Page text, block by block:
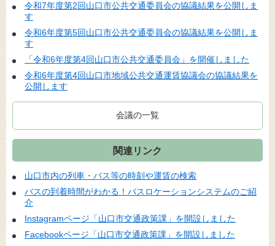
令和7年度第2回山口市公共交通委員会の協議結果を公開しま
す
令和6年度第5回山口市公共交通委員会の協議結果を公開しま
す
「令和6年度第4回山口市公共交通委員会」を開催しました
令和6年度第4回山口市地域公共交通運賃協議会の協議結果を
公開します
会議の一覧
関連リンク
山口市内の列車・バス等の時刻や運賃の検索
バスの到着時間がわかる！バスロケーションシステムのご紹
介
Instagramページ「山口市交通政策課」を開設しました
Facebookページ「山口市交通政策課」を開設しました